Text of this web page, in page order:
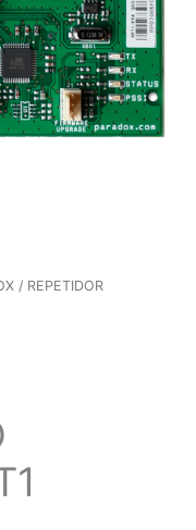
/ REPETIDOR